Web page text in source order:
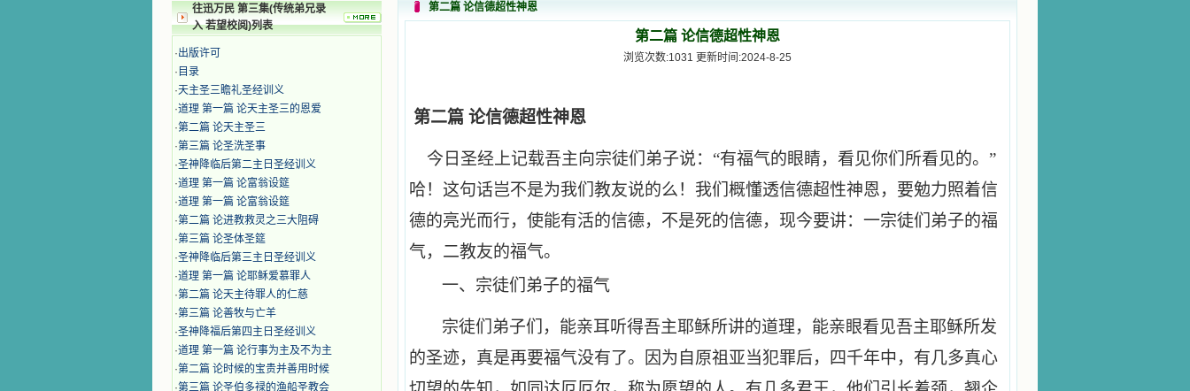
往迅万民 第三集(传统弟兄录
入 若望校阅)列表
·出版许可
· 目录
·天主圣三瞻礼圣经训义
·道理 第一篇 论天主圣三的恩爱
·第二篇 论天主圣三
·第三篇 论圣洗圣事
·圣神降临后第二主日圣经训义
·道理 第一篇 论富翁设筵
·道理 第一篇 论富翁设筵
·第二篇 论进教救灵之三大阻碍
·第三篇 论圣体圣筵
·圣神降临后第三主日圣经训义
·道理 第一篇 论耶稣爱慕罪人
·第二篇 论天主待罪人的仁慈
·第三篇 论善牧与亡羊
·圣神降福后第四主日圣经训义
·道理 第一篇 论行事为主及不为主
·第二篇 论时候的宝贵并善用时候
·第三篇 论圣伯多禄的渔船圣教会
第二篇 论信德超性神恩
第二篇 论信德超性神恩
浏览次数:1031 更新时间:2024-8-25
第二篇 论信德超性神恩
今日圣经上记载吾主向宗徒们弟子说：“有福气的眼睛，看见你们所看见的。”
哈！这句话岂不是为我们教友说的么！我们概懂透信德超性神恩，要勉力照着信
德的亮光而行，使能有活的信德，不是死的信德，现今要讲：一宗徒们弟子的福
气，二教友的福气。
一、 宗徒们弟子的福气
宗徒们弟子们，能亲耳听得吾主耶稣所讲的道理，能亲眼看见吾主耶稣所发
的圣迹，真是再要福气没有了。因为自原祖亚当犯罪后，四千年中，有几多真心